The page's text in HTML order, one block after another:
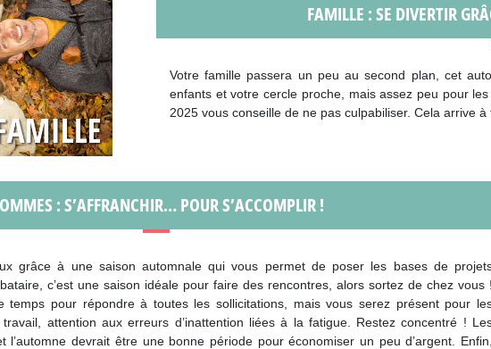
FAMILLE : SE DIVERTIR
Votre famille passera un peu au second plan, cet
enfants et votre cercle proche, mais assez peu pour
2025 vous conseille de ne pas culpabiliser. Cela arrive
: S’AFFRANCHIR… POUR S’ACCOMPLIR !
grâce à une saison automnale qui vous permet de poser les bases de
c’est une saison idéale pour faire des rencontres, alors sortez de chez vous !
temps pour répondre à toutes les sollicitations, mais vous serez présent pour
attention aux erreurs d’inattention liées à la fatigue. Restez concentré !
l’automne devrait être une bonne période pour économiser un peu d’argent. Enfin,